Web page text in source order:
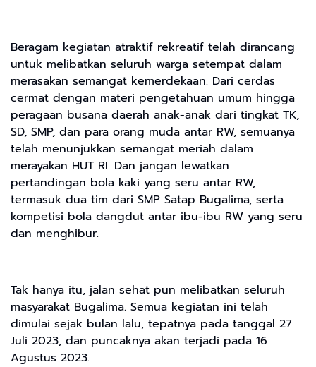
Beragam kegiatan atraktif rekreatif telah dirancang
untuk melibatkan seluruh warga setempat dalam
merasakan semangat kemerdekaan. Dari cerdas
cermat dengan materi pengetahuan umum hingga
peragaan busana daerah anak-anak dari tingkat TK,
SD, SMP, dan para orang muda antar RW, semuanya
telah menunjukkan semangat meriah dalam
merayakan HUT RI. Dan jangan lewatkan
pertandingan bola kaki yang seru antar RW,
termasuk dua tim dari SMP Satap Bugalima, serta
kompetisi bola dangdut antar ibu-ibu RW yang seru
dan menghibur.
Tak hanya itu, jalan sehat pun melibatkan seluruh
masyarakat Bugalima. Semua kegiatan ini telah
dimulai sejak bulan lalu, tepatnya pada tanggal 27
Juli 2023, dan puncaknya akan terjadi pada 16
Agustus 2023.